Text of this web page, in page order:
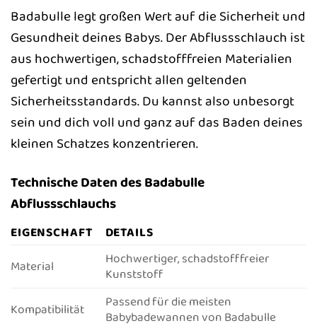
Badabulle legt großen Wert auf die Sicherheit und
Gesundheit deines Babys. Der Abflussschlauch ist
aus hochwertigen, schadstofffreien Materialien
gefertigt und entspricht allen geltenden
Sicherheitsstandards. Du kannst also unbesorgt
sein und dich voll und ganz auf das Baden deines
kleinen Schatzes konzentrieren.
Technische Daten des Badabulle
Abflussschlauchs
EIGENSCHAFT
DETAILS
Material
Hochwertiger, schadstofffreier
Kunststoff
Kompatibilität
Passend für die meisten
Babybadewannen von Badabulle